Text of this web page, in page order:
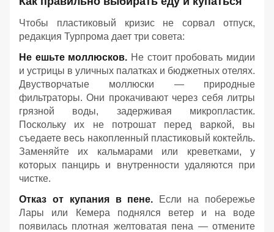
Чтобы пластиковый кризис не сорвал отпуск,
редакция Турпрома дает три совета:
Не ешьте моллюсков. Не стоит пробовать мидии
и устрицы в уличных палатках и бюджетных отелях.
Двустворчатые моллюски — природные
фильтраторы. Они прокачивают через себя литры
грязной воды, задерживая микропластик.
Поскольку их не потрошат перед варкой, вы
съедаете весь накопленный пластиковый коктейль.
Заменяйте их кальмарами или креветками, у
которых панцирь и внутренности удаляются при
чистке.
Отказ от купания в пене. Если на побережье
Лары или Кемера поднялся ветер и на воде
появилась плотная желтоватая пена — отмените